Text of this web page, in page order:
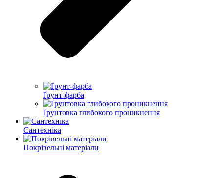
Ґрунт-фарба
Ґрунтовка глибокого проникнення
Сантехніка
Покрівельні матеріали